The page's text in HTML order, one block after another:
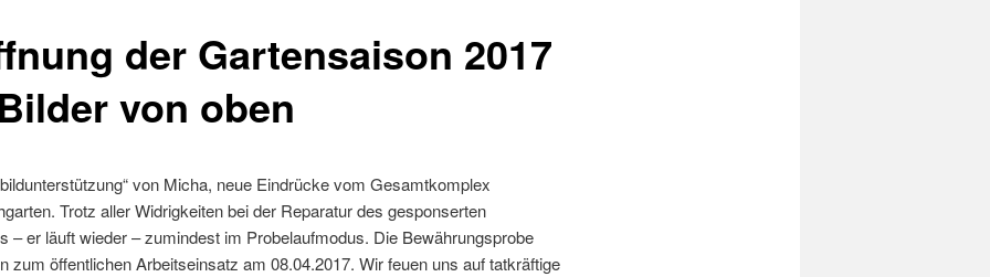
der Gartensaison 2017
von oben
von Micha, neue Eindrücke vom Gesamtkomplex
Trotz aller Widrigkeiten bei der Reparatur des gesponserten
– er läuft wieder – zumindest im Probelaufmodus. Die Bewährungsprobe
zum öffentlichen Arbeitseinsatz am 08.04.2017. Wir feuen uns auf tatkräftige